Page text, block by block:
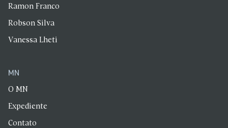
Ramon Franco
Robson Silva
Vanessa Lheti
MN
O MN
Expediente
Contato